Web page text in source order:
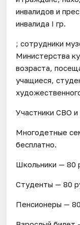
инвалидов и
инвалида I гр.
; сотрудники
Министерства
возраста,
учащиеся,
Участники СВО
Многодетные
бесплатно.
Школьники — 80
Студенты — 80
Пенсионеры —